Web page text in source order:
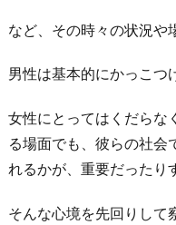
など、その時々の状況や
男性は基本的にかっこつ
女性にとってはくだらな
る場面でも、彼らの社会
れるかが、重要だったり
そんな心境を先回りして